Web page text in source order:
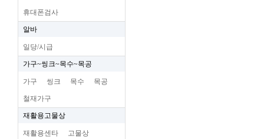
휴대폰검사
알바
일당/시급
가구~씽크~목수~목공
가구 씽크 목수 목공
철재가구
재활용고물상
재활용센타 고물상